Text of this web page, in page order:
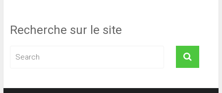
Recherche sur le site